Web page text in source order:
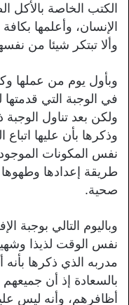
الكتب الخاصة
الإنسان، وأعلمها بكافة
وألا تبتكر شيئا من
وبأول يوم من عملها
في الوجبة التي قدمتها
ولكن بعد تناول الوجبة
وذكرها بأن عليها
نفس المكونات
طريقة إعدادها وطهوها
صحية.
وباليوم التالي بوجبة
نفس الوقت لذيذا وشهيا
مدربه الذي ذكرها بأنه
بالسعادة إذ أن
أظافرهم، وأنه ليس